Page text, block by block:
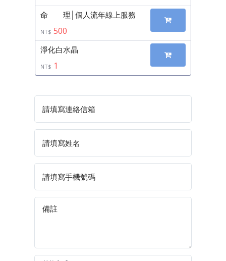
命 理│個人流年線上服務
NT$ 500
淨化白水晶
NT$ 1